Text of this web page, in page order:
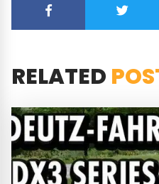
RELATED